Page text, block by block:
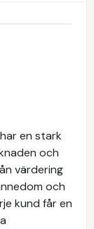
en stark
och
värdering
och
kund får en